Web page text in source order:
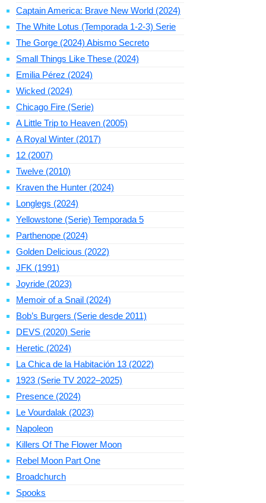
Captain America: Brave New World (2024)
The White Lotus (Temporada 1-2-3) Serie
The Gorge (2024) Abismo Secreto
Small Things Like These (2024)
Emilia Pérez (2024)
Wicked (2024)
Chicago Fire (Serie)
A Little Trip to Heaven (2005)
A Royal Winter (2017)
12 (2007)
Twelve (2010)
Kraven the Hunter (2024)
Longlegs (2024)
Yellowstone (Serie) Temporada 5
Parthenope (2024)
Golden Delicious (2022)
JFK (1991)
Joyride (2023)
Memoir of a Snail (2024)
Bob’s Burgers (Serie desde 2011)
DEVS (2020) Serie
Heretic (2024)
La Chica de la Habitación 13 (2022)
1923 (Serie TV 2022–2025)
Presence (2024)
Le Vourdalak (2023)
Napoleon
Killers Of The Flower Moon
Rebel Moon Part One
Broadchurch
Spooks